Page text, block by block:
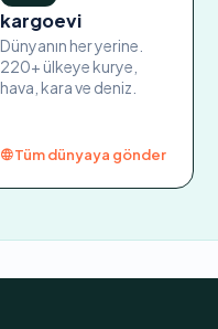
kargoevi
Dünyanın her yerine.
220+ ülkeye kurye,
hava, kara ve deniz.
Tüm dünyaya gönder